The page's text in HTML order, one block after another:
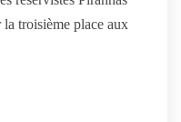
troisième place aux